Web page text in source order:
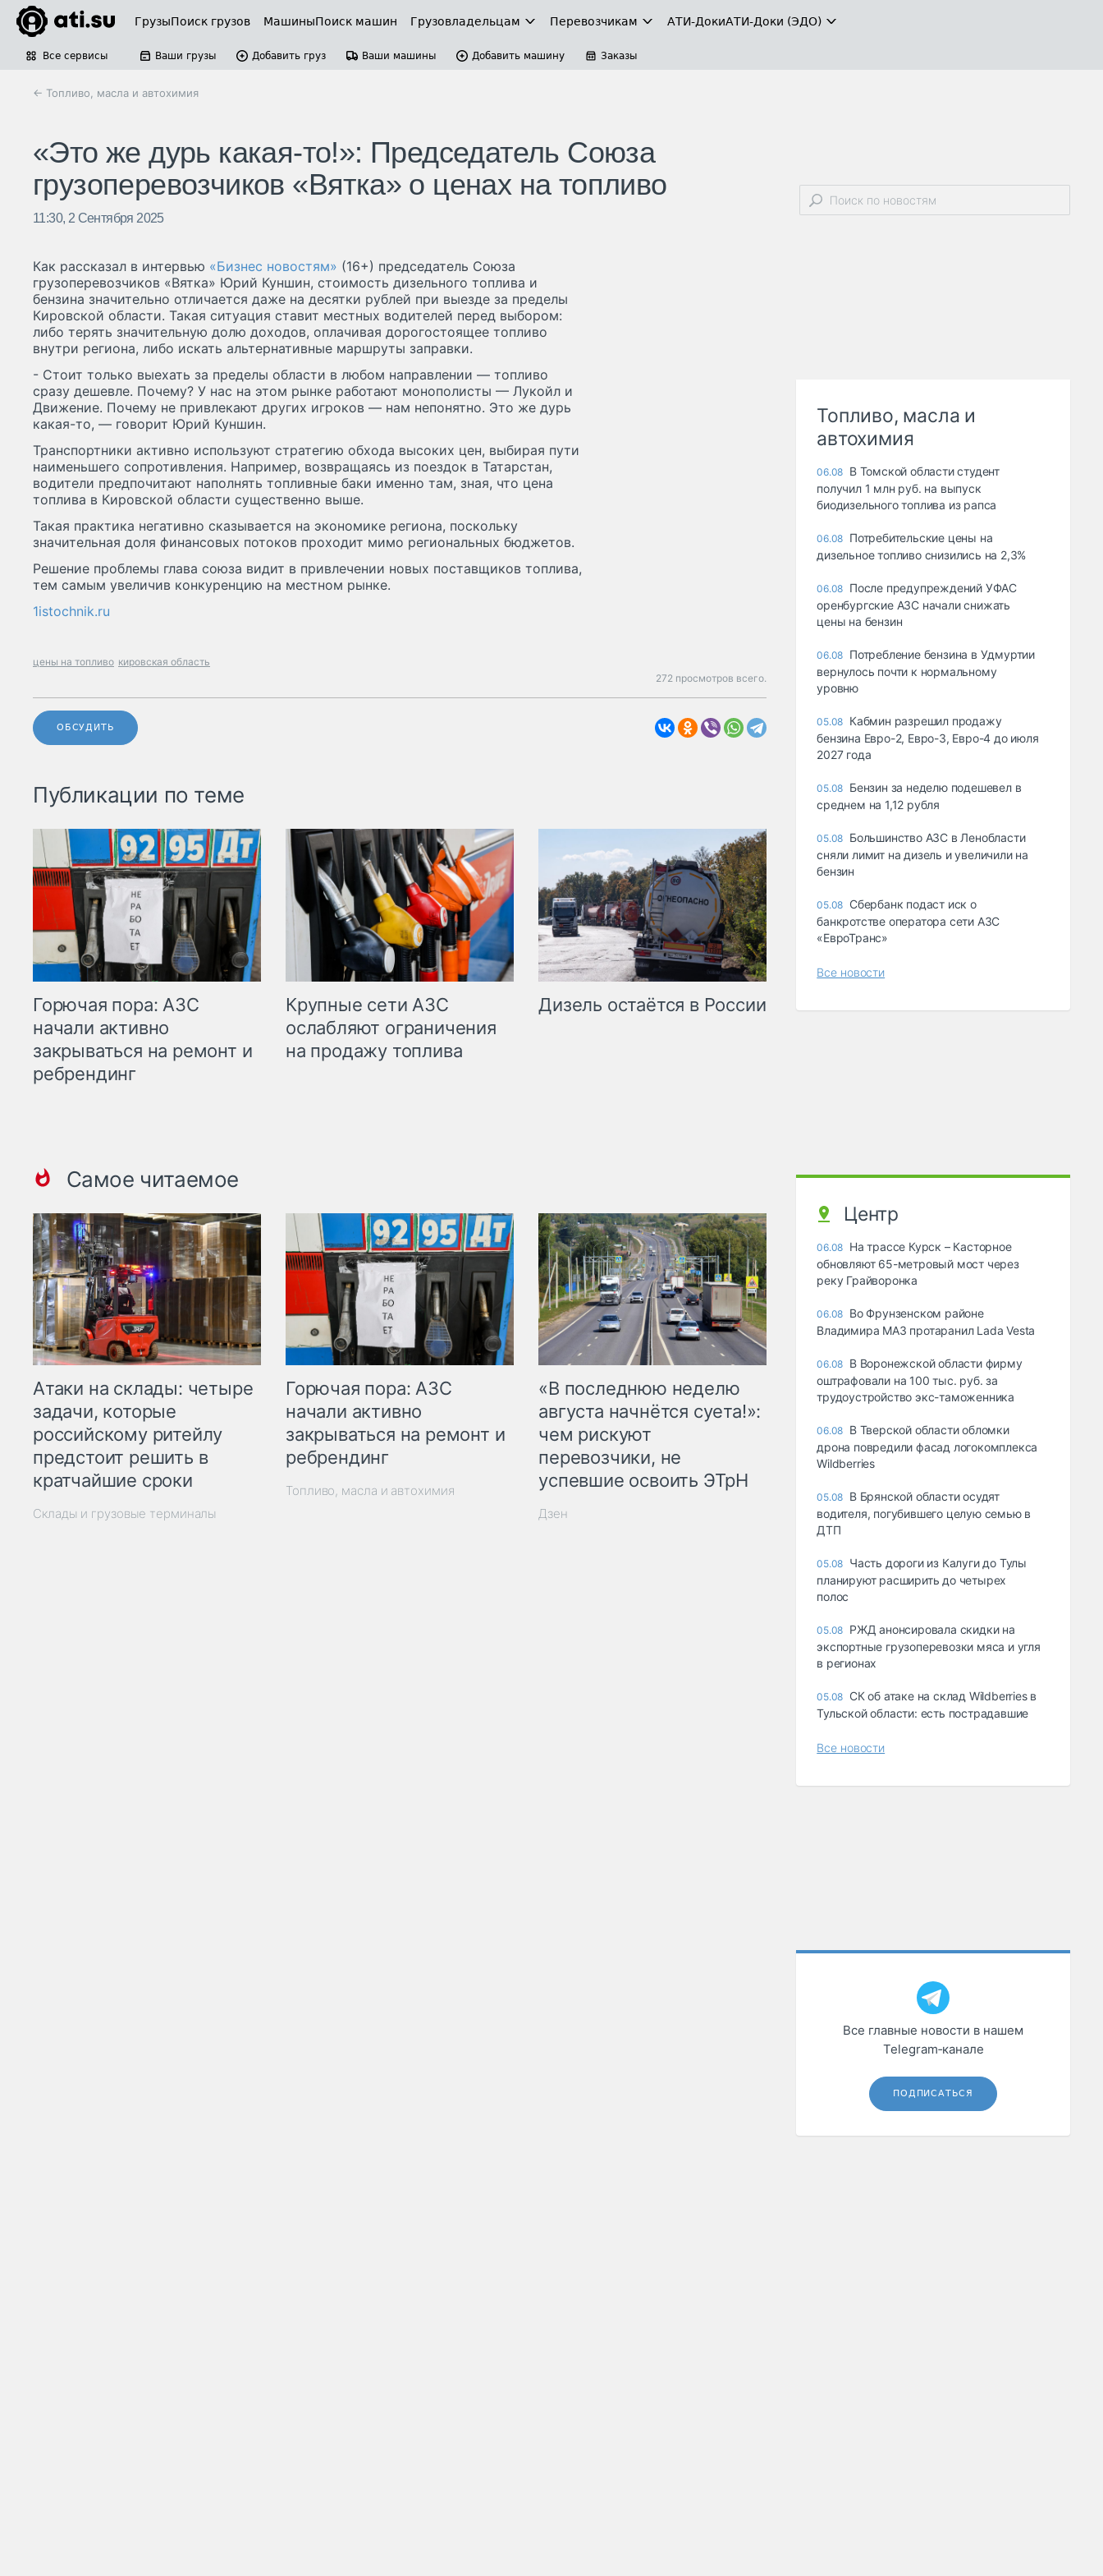
ГрузыПоиск грузов МашиныПоиск машин Грузовладельцам Перевозчикам АТИ-ДокиАТИ-Доки (ЭДО)
Все сервисы Ваши грузы Добавить груз Ваши машины Добавить машину Заказы
← Топливо, масла и автохимия
«Это же дурь какая-то!»: Председатель Союза
грузоперевозчиков «Вятка» о ценах на топливо
11:30, 2 Сентября 2025
Как рассказал в интервью «Бизнес новостям» (16+) председатель Союза
грузоперевозчиков «Вятка» Юрий Куншин, стоимость дизельного топлива и
бензина значительно отличается даже на десятки рублей при выезде за пределы
Кировской области. Такая ситуация ставит местных водителей перед выбором:
либо терять значительную долю доходов, оплачивая дорогостоящее топливо
внутри региона, либо искать альтернативные маршруты заправки.
- Стоит только выехать за пределы области в любом направлении — топливо
сразу дешевле. Почему? У нас на этом рынке работают монополисты — Лукойл и
Движение. Почему не привлекают других игроков — нам непонятно. Это же дурь
какая-то, — говорит Юрий Куншин.
Транспортники активно используют стратегию обхода высоких цен, выбирая пути
наименьшего сопротивления. Например, возвращаясь из поездок в Татарстан,
водители предпочитают наполнять топливные баки именно там, зная, что цена
топлива в Кировской области существенно выше.
Такая практика негативно сказывается на экономике региона, поскольку
значительная доля финансовых потоков проходит мимо региональных бюджетов.
Решение проблемы глава союза видит в привлечении новых поставщиков топлива,
тем самым увеличив конкуренцию на местном рынке.
1istochnik.ru
цены на топливо кировская область
272 просмотров всего.
ОБСУДИТЬ
Публикации по теме
Горючая пора: АЗС
начали активно
закрываться на ремонт и
ребрендинг
Крупные сети АЗС
ослабляют ограничения
на продажу топлива
Дизель остаётся в России
Самое читаемое
Атаки на склады: четыре
задачи, которые
российскому ритейлу
предстоит решить в
кратчайшие сроки
Склады и грузовые терминалы
Горючая пора: АЗС
начали активно
закрываться на ремонт и
ребрендинг
Топливо, масла и автохимия
«В последнюю неделю
августа начнётся суета!»:
чем рискуют
перевозчики, не
успевшие освоить ЭТрН
Дзен
Топливо, масла и
автохимия
06.08 В Томской области студент
получил 1 млн руб. на выпуск
биодизельного топлива из рапса
06.08 Потребительские цены на
дизельное топливо снизились на 2,3%
06.08 После предупреждений УФАС
оренбургские АЗС начали снижать
цены на бензин
06.08 Потребление бензина в Удмуртии
вернулось почти к нормальному
уровню
05.08 Кабмин разрешил продажу
бензина Евро-2, Евро-3, Евро-4 до июля
2027 года
05.08 Бензин за неделю подешевел в
среднем на 1,12 рубля
05.08 Большинство АЗС в Ленобласти
сняли лимит на дизель и увеличили на
бензин
05.08 Сбербанк подаст иск о
банкротстве оператора сети АЗС
«ЕвроТранс»
Все новости
Центр
06.08 На трассе Курск – Касторное
обновляют 65-метровый мост через
реку Грайворонка
06.08 Во Фрунзенском районе
Владимира МАЗ протаранил Lada Vesta
06.08 В Воронежской области фирму
оштрафовали на 100 тыс. руб. за
трудоустройство экс-таможенника
06.08 В Тверской области обломки
дрона повредили фасад логокомплекса
Wildberries
05.08 В Брянской области осудят
водителя, погубившего целую семью в
ДТП
05.08 Часть дороги из Калуги до Тулы
планируют расширить до четырех
полос
05.08 РЖД анонсировала скидки на
экспортные грузоперевозки мяса и угля
в регионах
05.08 СК об атаке на склад Wildberries в
Тульской области: есть пострадавшие
Все новости
Все главные новости в нашем
Telegram‑канале
ПОДПИСАТЬСЯ